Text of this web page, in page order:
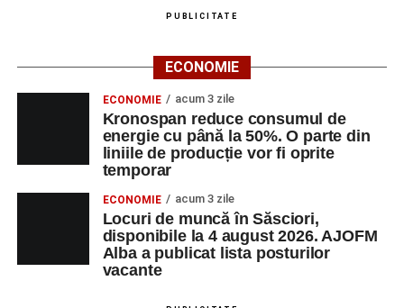
Adaugă-ne ca sursă preferată
Urmărește-ne pe Google News
Ultimele știri din Sebeș
Biciclist de 70 de ani, rănit într-un accident rutier
produs pe strada Dorobanți din Sebeș
Zilele Municipiului Sebeș 2026: zece zile de
spectacole, filme, sport și evenimente culturale, la
festivalul „Armonii în Sebeș”. Programul complet
Primăria Sebeș a decis să reducă intensitatea
PUBLICITATE
ECONOMIE
ECONOMIE acum 3 zile
Kronospan reduce consumul de
energie cu până la 50%. O parte din
liniile de producție vor fi oprite
temporar
ECONOMIE acum 3 zile
Locuri de muncă în Săsciori,
disponibile la 4 august 2026. AJOFM
Alba a publicat lista posturilor
vacante